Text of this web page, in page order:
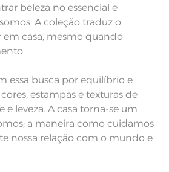
produto.
beleza no essencial e
A coleção traduz o
casa, mesmo quando
essa busca por equilíbrio e
estampas e texturas de
leveza. A casa torna-se um
a maneira como cuidamos
nossa relação com o mundo e